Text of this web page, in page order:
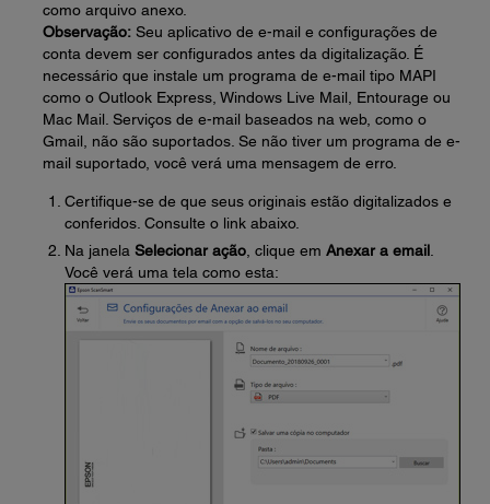
como arquivo anexo.
Observação: Seu aplicativo de e-mail e configurações de
conta devem ser configurados antes da digitalização. É
necessário que instale um programa de e-mail tipo MAPI
como o Outlook Express, Windows Live Mail, Entourage ou
Mac Mail. Serviços de e-mail baseados na web, como o
Gmail, não são suportados. Se não tiver um programa de e-
mail suportado, você verá uma mensagem de erro.
Certifique-se de que seus originais estão digitalizados e
conferidos. Consulte o link abaixo.
Na janela Selecionar ação , clique em Anexar a email
Você verá uma tela como esta: